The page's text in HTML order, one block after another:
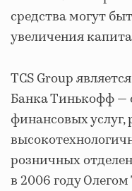
средства могут
увеличения
TCS Group
Банка Тинькофф —
финансовых услуг,
розничных
в 2006 году